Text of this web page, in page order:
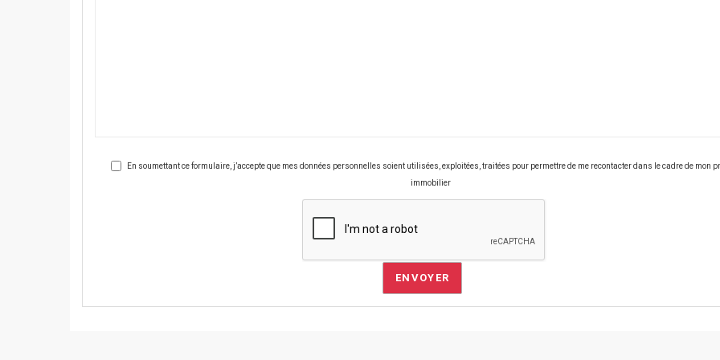
En soumettant ce formulaire, j’accepte que mes données personnelles soient utilisées, exploitées, traitées pour permettre de me recontacter dans le cadre de mon
immobilier
ENVOYER